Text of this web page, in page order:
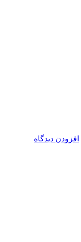
افزودن دیدگاه